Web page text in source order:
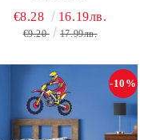
€8.28 16.19лв.
€9.20 17.99лв.
-10%